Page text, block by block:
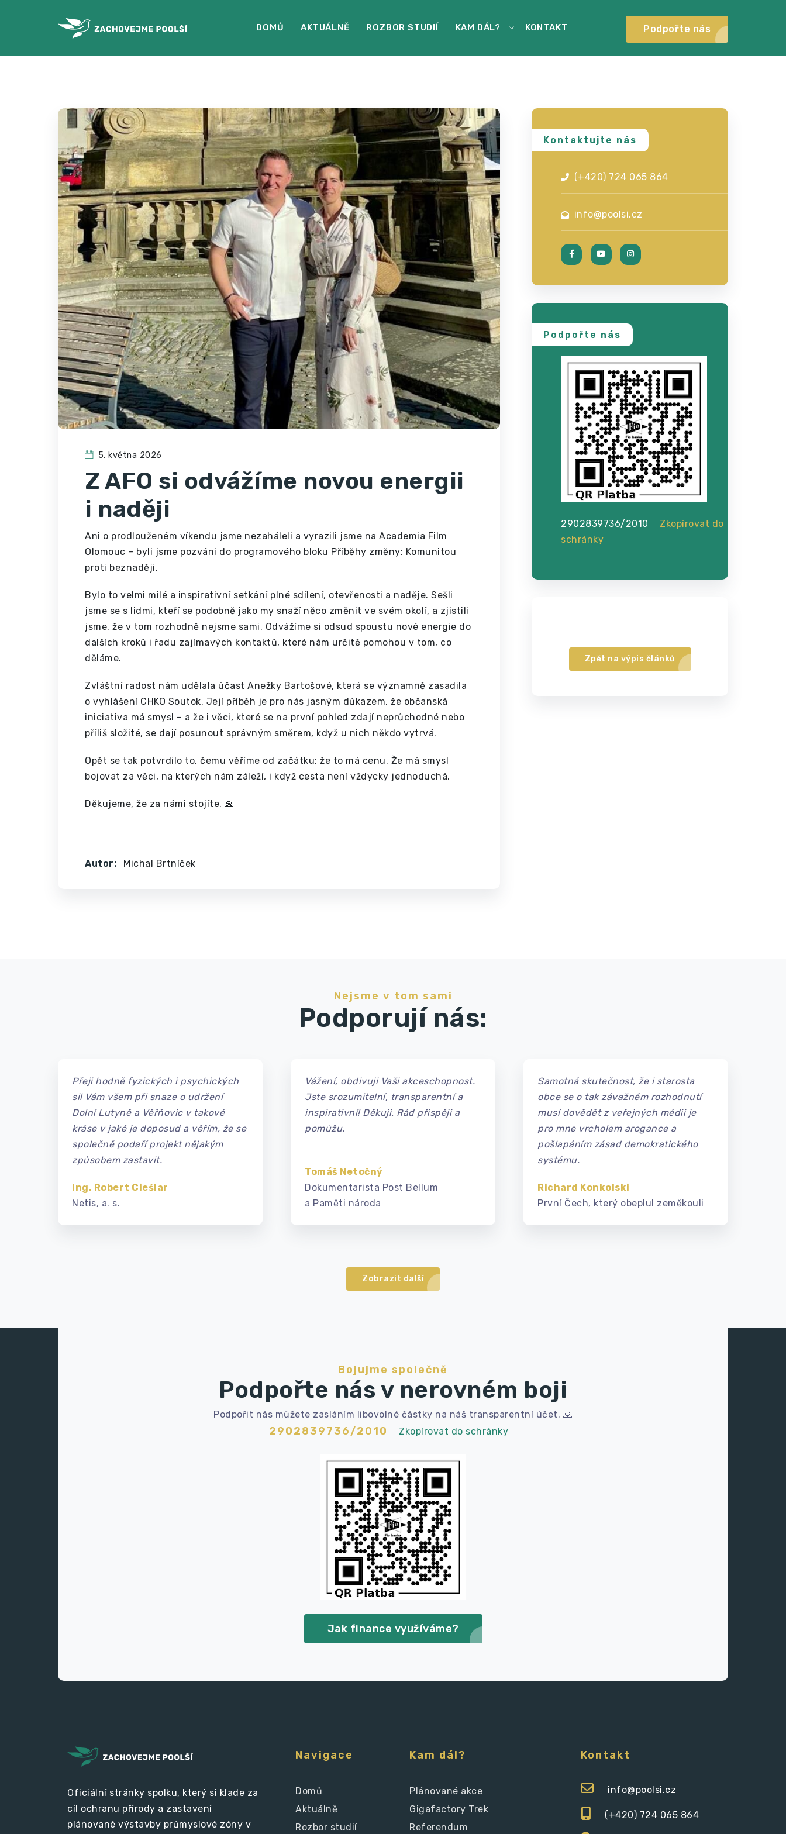
DOMŮ AKTUÁLNĚ ROZBOR STUDIÍ KAM DÁL? KONTAKT Podpořte nás
5. května 2026
Z AFO si odvážíme novou energii
i naději
Ani o prodlouženém víkendu jsme nezaháleli a vyrazili jsme na Academia Film
Olomouc – byli jsme pozváni do programového bloku Příběhy změny: Komunitou
proti beznaději.
Bylo to velmi milé a inspirativní setkání plné sdílení, otevřenosti a naděje. Sešli
jsme se s lidmi, kteří se podobně jako my snaží něco změnit ve svém okolí, a zjistili
jsme, že v tom rozhodně nejsme sami. Odvážíme si odsud spoustu nové energie do
dalších kroků i řadu zajímavých kontaktů, které nám určitě pomohou v tom, co
děláme.
Zvláštní radost nám udělala účast Anežky Bartošové, která se významně zasadila
o vyhlášení CHKO Soutok. Její příběh je pro nás jasným důkazem, že občanská
iniciativa má smysl – a že i věci, které se na první pohled zdají neprůchodné nebo
příliš složité, se dají posunout správným směrem, když u nich někdo vytrvá.
Opět se tak potvrdilo to, čemu věříme od začátku: že to má cenu. Že má smysl
bojovat za věci, na kterých nám záleží, i když cesta není vždycky jednoduchá.
Děkujeme, že za námi stojíte. 🙏
Autor: Michal Brtníček
Kontaktujte nás
(+420) 724 065 864
info@poolsi.cz
Podpořte nás
2902839736/2010
Zkopírovat do
schránky
Zpět na výpis článků
Nejsme v tom sami
Podporují nás:
Přeji hodně fyzických i psychických
sil Vám všem při snaze o udržení
Dolní Lutyně a Věřňovic v takové
kráse v jaké je doposud a věřím, že se
společně podaří projekt nějakým
způsobem zastavit.
Ing. Robert Cieślar
Netis, a. s.
Vážení, obdivuji Vaši akceschopnost.
Jste srozumitelní, transparentní a
inspirativní! Děkuji. Rád přispěji a
pomůžu.
Tomáš Netočný
Dokumentarista Post Bellum
a Paměti národa
Samotná skutečnost, že i starosta
obce se o tak závažném rozhodnutí
musí dovědět z veřejných médii je
pro mne vrcholem arogance a
pošlapáním zásad demokratického
systému.
Richard Konkolski
První Čech, který obeplul zeměkouli
Zobrazit další
Bojujme společně
Podpořte nás v nerovném boji
Podpořit nás můžete zasláním libovolné částky na náš transparentní účet. 🙏
2902839736/2010 Zkopírovat do schránky
Jak finance využíváme?
Oficiální stránky spolku, který si klade za
cíl ochranu přírody a zastavení
plánované výstavby průmyslové zóny v
Navigace
Domů
Aktuálně
Rozbor studií
Kam dál?
Plánované akce
Gigafactory Trek
Referendum
Kontakt
info@poolsi.cz
(+420) 724 065 864